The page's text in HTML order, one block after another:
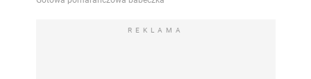
REKLAMA